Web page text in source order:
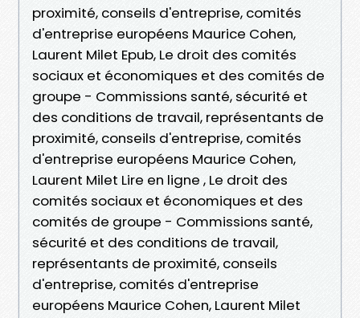
proximité, conseils d'entreprise, comités
d'entreprise européens Maurice Cohen,
Laurent Milet Epub, Le droit des comités
sociaux et économiques et des comités de
groupe - Commissions santé, sécurité et
des conditions de travail, représentants de
proximité, conseils d'entreprise, comités
d'entreprise européens Maurice Cohen,
Laurent Milet Lire en ligne , Le droit des
comités sociaux et économiques et des
comités de groupe - Commissions santé,
sécurité et des conditions de travail,
représentants de proximité, conseils
d'entreprise, comités d'entreprise
européens Maurice Cohen, Laurent Milet